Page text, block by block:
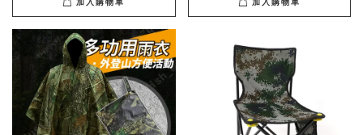
加入購物車 加入購物車